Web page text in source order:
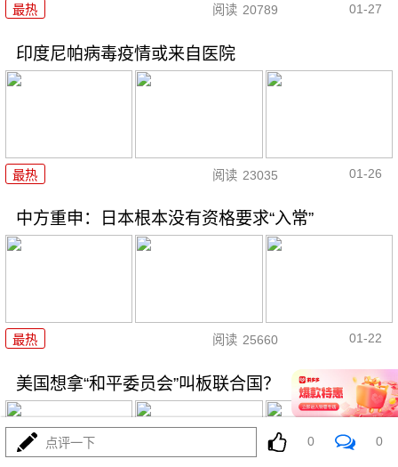
最热 阅读 20789 01-27
印度尼帕病毒疫情或来自医院
最热 阅读 23035 01-26
中方重申：日本根本没有资格要求“入常”
最热 阅读 25660 01-22
美国想拿“和平委员会”叫板联合国？
点评一下 0 0